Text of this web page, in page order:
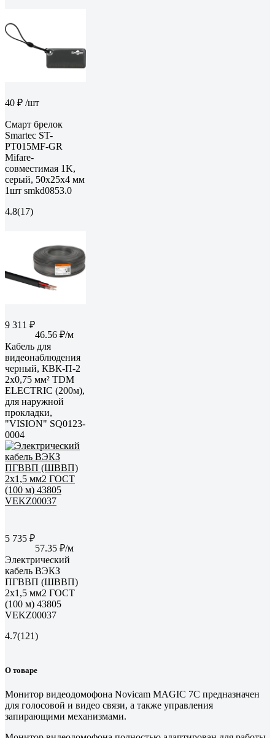
40 ₽ /шт
Cмарт брелок
Smartec ST-
PT015MF-GR
Mifare-
совместимая 1K,
серый, 50x25x4 мм
1шт smkd0853.0
4.8(17)
9 311 ₽
46.56 ₽/м
Кабель для
видеонаблюдения
черный, КВК-П-2
2х0,75 мм² TDM
ELECTRIC (200м),
для наружной
прокладки,
"VISION" SQ0123-
0004
5 735 ₽
57.35 ₽/м
Электрический
кабель ВЭКЗ
ПГВВП (ШВВП)
2x1,5 мм2 ГОСТ
(100 м) 43805
VEKZ00037
4.7(121)
О товаре
Монитор видеодомофона Novicam MAGIC 7С предназначен
для голосовой и видео связи, а также управления
запирающими механизмами.